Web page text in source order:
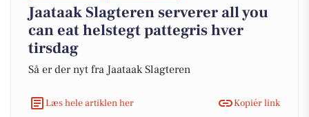
Jaataak Slagteren serverer all you
can eat helstegt pattegris hver
tirsdag
Så er der nyt fra Jaataak Slagteren
Læs hele artiklen her Kopiér link